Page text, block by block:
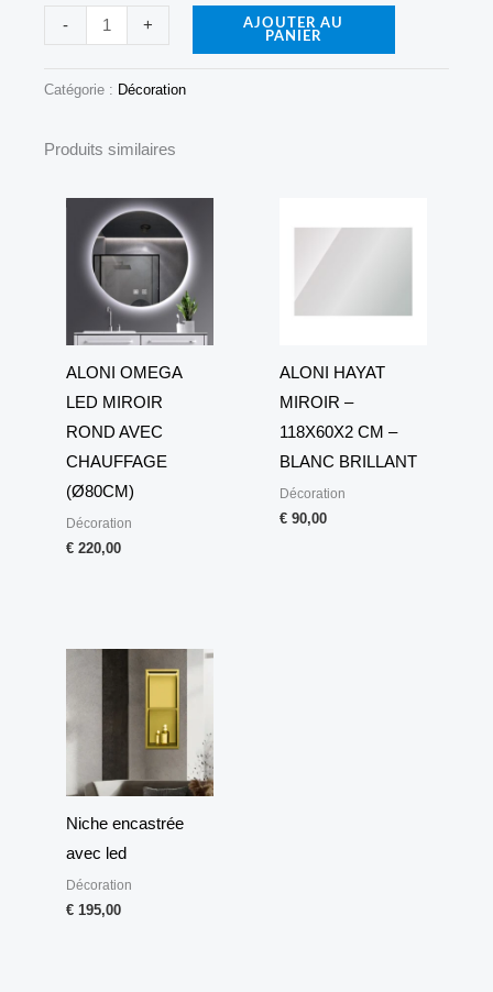
-
BLANC
+
AJOUTER AU
PANIER
Catégorie : Décoration
Produits similaires
ALONI OMEGA
LED MIROIR
ROND AVEC
CHAUFFAGE
(Ø80CM)
Décoration
€ 220,00
ALONI HAYAT
MIROIR –
118X60X2 CM –
BLANC BRILLANT
Décoration
€ 90,00
Niche encastrée
avec led
Décoration
€ 195,00